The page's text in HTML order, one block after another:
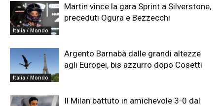
Italia / Mondo
Martin vince la gara Sprint a Silverstone,
preceduti Ogura e Bezzecchi
Italia / Mondo
Argento Barnabà dalle grandi altezze
agli Europei, bis azzurro dopo Cosetti
Il Milan battuto in amichevole 3-0 dal